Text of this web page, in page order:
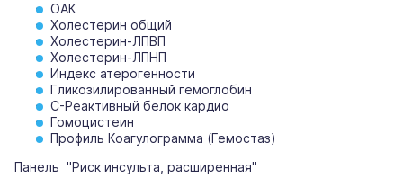
ОАК
Холестерин общий
Холестерин-ЛПВП
Холестерин-ЛПНП
Индекс атерогенности
Гликозилированный гемоглобин
С-Реактивный белок кардио
Гомоцистеин
Профиль Коагулограмма (Гемостаз)
Панель "Риск инсульта, расширенная"